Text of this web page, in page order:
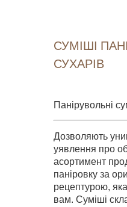
СУМІШІ
СУХАРІВ
Панірувольні
Дозволяють
уявлення про
асортимент
паніровку за
рецептурою,
вам. Суміші